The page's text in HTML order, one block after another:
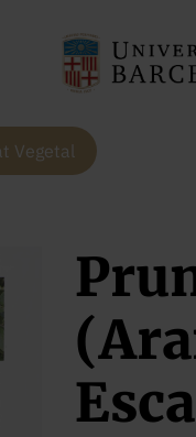
Vegetal